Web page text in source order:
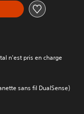
n'est pris en charge
sans fil DualSense)